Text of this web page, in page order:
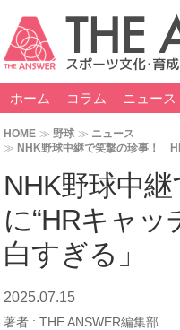
ホーム コラム ニュース
HOME 野球
ニュース
NHK野球中継で笑撃の珍事！
NHK野球中
に“HRキャ
白すぎる」
2025.07.15
著者 : THE ANSWER編集部